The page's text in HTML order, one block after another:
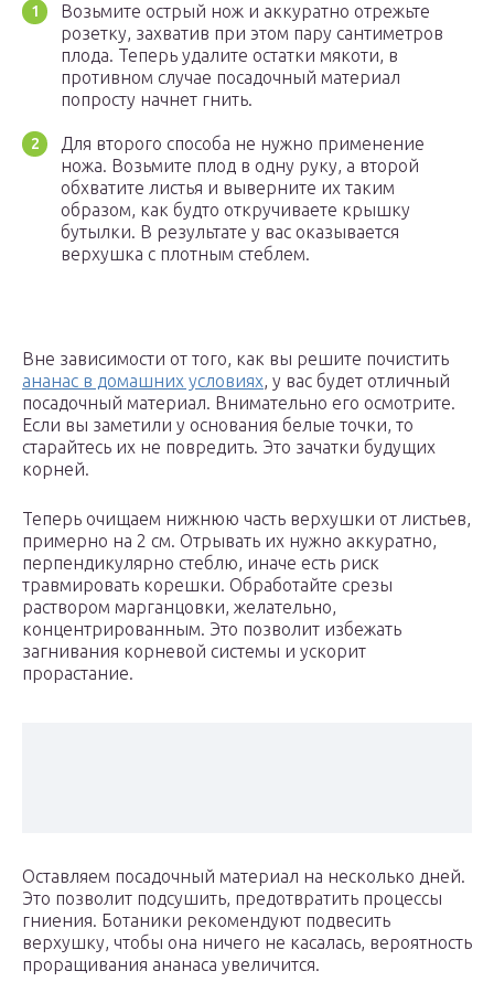
Возьмите острый нож и аккуратно отрежьте
розетку, захватив при этом пару сантиметров
плода. Теперь удалите остатки мякоти, в
противном случае посадочный материал
попросту начнет гнить.
Для второго способа не нужно применение
ножа. Возьмите плод в одну руку, а второй
обхватите листья и выверните их таким
образом, как будто откручиваете крышку
бутылки. В результате у вас оказывается
верхушка с плотным стеблем.
Вне зависимости от того, как вы решите почистить
ананас в домашних условиях, у вас будет отличный
посадочный материал. Внимательно его осмотрите.
Если вы заметили у основания белые точки, то
старайтесь их не повредить. Это зачатки будущих
корней.
Теперь очищаем нижнюю часть верхушки от листьев,
примерно на 2 см. Отрывать их нужно аккуратно,
перпендикулярно стеблю, иначе есть риск
травмировать корешки. Обработайте срезы
раствором марганцовки, желательно,
концентрированным. Это позволит избежать
загнивания корневой системы и ускорит
прорастание.
Оставляем посадочный материал на несколько дней.
Это позволит подсушить, предотвратить процессы
гниения. Ботаники рекомендуют подвесить
верхушку, чтобы она ничего не касалась, вероятность
проращивания ананаса увеличится.